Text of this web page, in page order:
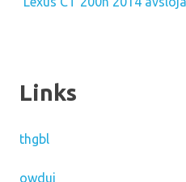
Links
thgbl
owdui